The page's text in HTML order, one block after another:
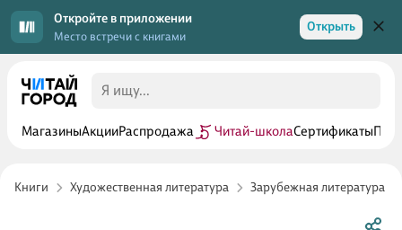
Откройте в приложении
Место встречи с книгами
Открыть
МагазиныАкцииРаспродажа Читай-школаСертификаты
Книги Художественная литература Зарубежная литература